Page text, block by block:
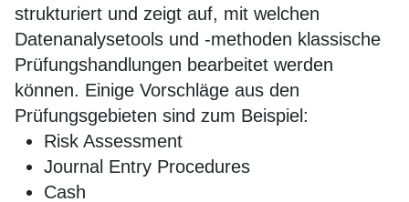
strukturiert und zeigt auf, mit welchen
Datenanalysetools und -methoden klassische
Prüfungshandlungen bearbeitet werden
können. Einige Vorschläge aus den
Prüfungsgebieten sind zum Beispiel:
Risk Assessment
Journal Entry Procedures
Cash